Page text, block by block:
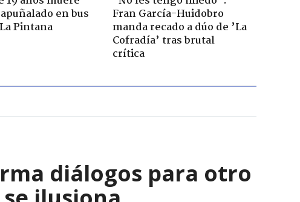
en bus
Pintana
Fran García-Huidobro
manda recado a dúo de ’La
Cofradía’ tras brutal
crítica
diálogos para otro